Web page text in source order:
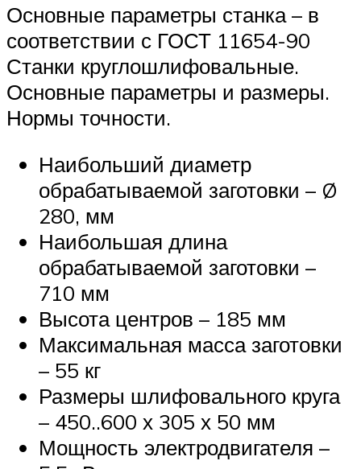
Основные параметры станка – в
соответствии с ГОСТ 11654-90
Станки круглошлифовальные.
Основные параметры и размеры.
Нормы точности.
Наибольший диаметр
обрабатываемой заготовки – Ø
280, мм
Наибольшая длина
обрабатываемой заготовки –
710 мм
Высота центров – 185 мм
Максимальная масса заготовки
– 55 кг
Размеры шлифовального круга
– 450..600 х 305 х 50 мм
Мощность электродвигателя –